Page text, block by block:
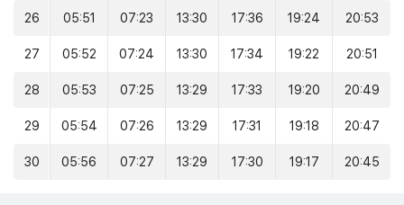
26 05:51 07:23 13:30 17:36 19:24 20:53
27 05:52 07:24 13:30 17:34 19:22 20:51
28 05:53 07:25 13:29 17:33 19:20 20:49
29 05:54 07:26 13:29 17:31 19:18 20:47
30 05:56 07:27 13:29 17:30 19:17 20:45